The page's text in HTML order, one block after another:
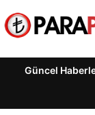
Güncel